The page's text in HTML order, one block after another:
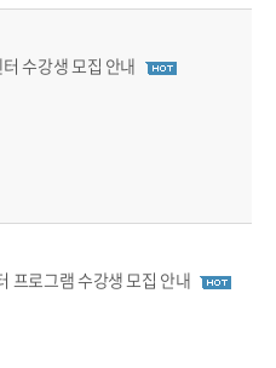
수강생 모집 안내
프로그램 수강생 모집 안내